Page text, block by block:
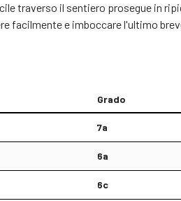
traverso il sentiero prosegue in
facilmente e imboccare l'ultimo
Grado
7a
6a
6c